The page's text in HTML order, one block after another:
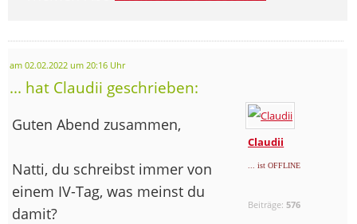
am 02.02.2022 um 20:16 Uhr
... hat Claudii geschrieben:
Claudii
... ist OFFLINE
Beiträge:576
Guten Abend zusammen,
Natti, du schreibst immer von
einem IV-Tag, was meinst du
damit?